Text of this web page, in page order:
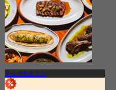
チャイナタウン